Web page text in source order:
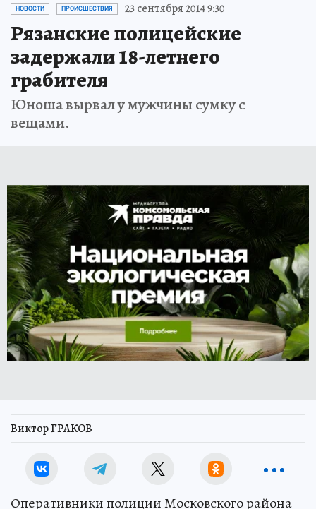
НОВОСТИ ПРОИСШЕСТВИЯ 23 сентября 2014 9:30
Рязанские полицейские
задержали 18-летнего
грабителя
Юноша вырвал у мужчины сумку с
вещами.
Виктор ГРАКОВ
Оперативники полиции Московского района